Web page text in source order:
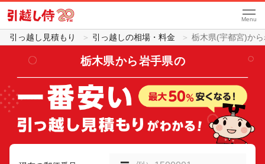
Menu
引っ越し見積もり 引っ越しの相場・料金 栃木県(宇都宮)か
栃木県から岩手県の